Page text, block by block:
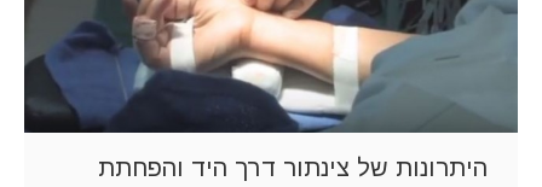
היתרונות של צינתור דרך היד והפחתת